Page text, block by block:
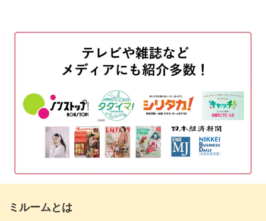
ソーイングが趣味の方へのちょっとしたプレゼントにもお
小さい生地も有効活用していきましょう♪
ひもを布に仮止めする
縫い代を折る
布を半分に折って端を縫う 05:16
縫い代を割って上側の端を縫う
縫い目を片倒しして生地を表に返す
中に綿とマグネットを入れる 11:02
コの字綴じで返し口を閉じる
ミルームとは